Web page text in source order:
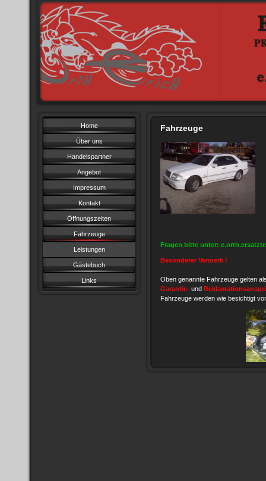
Home
Über uns
Handelspartner
Angebot
Impressum
Kontakt
Öffnungszeiten
Fahrzeuge
Leistungen
Gästebuch
Links
Fahrzeuge
Fragen bitte unter:
Besonderer Vermerk !
Oben genannte Fahrzeuge gelten
Garantie- und
Fahrzeuge werden wie besichtigt